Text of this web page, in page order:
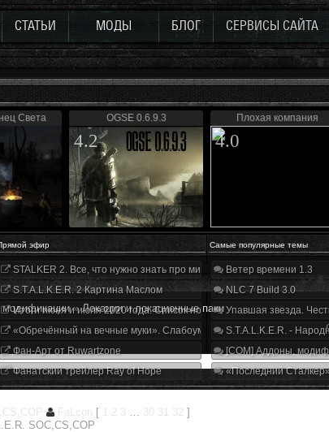
СТАТЬИ МОДЫ БЛОГ СЕРВИСЫ САЙТА
Света OGSE 0.6.9.3
4.2
Плохая компания
4.0
эфир Самые популярные темы
STALKER 2. Все, что нужно знать про мир, геймплей и сюжет |
S.T.A.L.K.E.R. 2 Картина Маслом
Итоги июня и июля 2020 года. Список нововведений
«Обречённый на вечные муки». Слабоумие и отвага
Фан-Арт от Ruwartzone
Фанатский трейлер Ray of Hope
Ветер времени 1.3
NLC 7 Build 3.0
Упавшая звезда.
S.T.A.L.K.E.R. -
[COM] Аддоны,
«Последний
модификации » Локации и локационные паки
FaLcon [ 1 2 3 … 30 31 32 ]
SOC,CS,COP